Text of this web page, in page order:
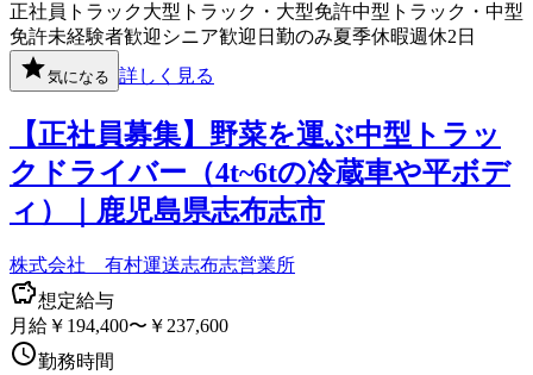
正社員 トラック大型トラック・大型免許中型トラック・中型
免許未経験者歓迎 シニア歓迎 日勤のみ夏季休暇週休2日
気になる 詳しく見る
【正社員募集】野菜を運ぶ中型トラッ
クドライバー（4t~6tの冷蔵車や平ボデ
ィ）｜鹿児島県志布志市
株式会社 有村運送志布志営業所
想定給与
月給￥194,400〜￥237,600
勤務時間